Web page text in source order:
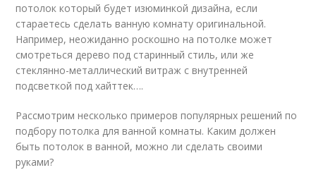
потолок который будет изюминкой дизайна, если
стараетесь сделать ванную комнату оригинальной.
Например, неожиданно роскошно на потолке может
смотреться дерево под старинный стиль, или же
стеклянно-металлический витраж с внутренней
подсветкой под хайттек….
Рассмотрим несколько примеров популярных решений по
подбору потолка для ванной комнаты. Каким должен
быть потолок в ванной, можно ли сделать своими
руками?